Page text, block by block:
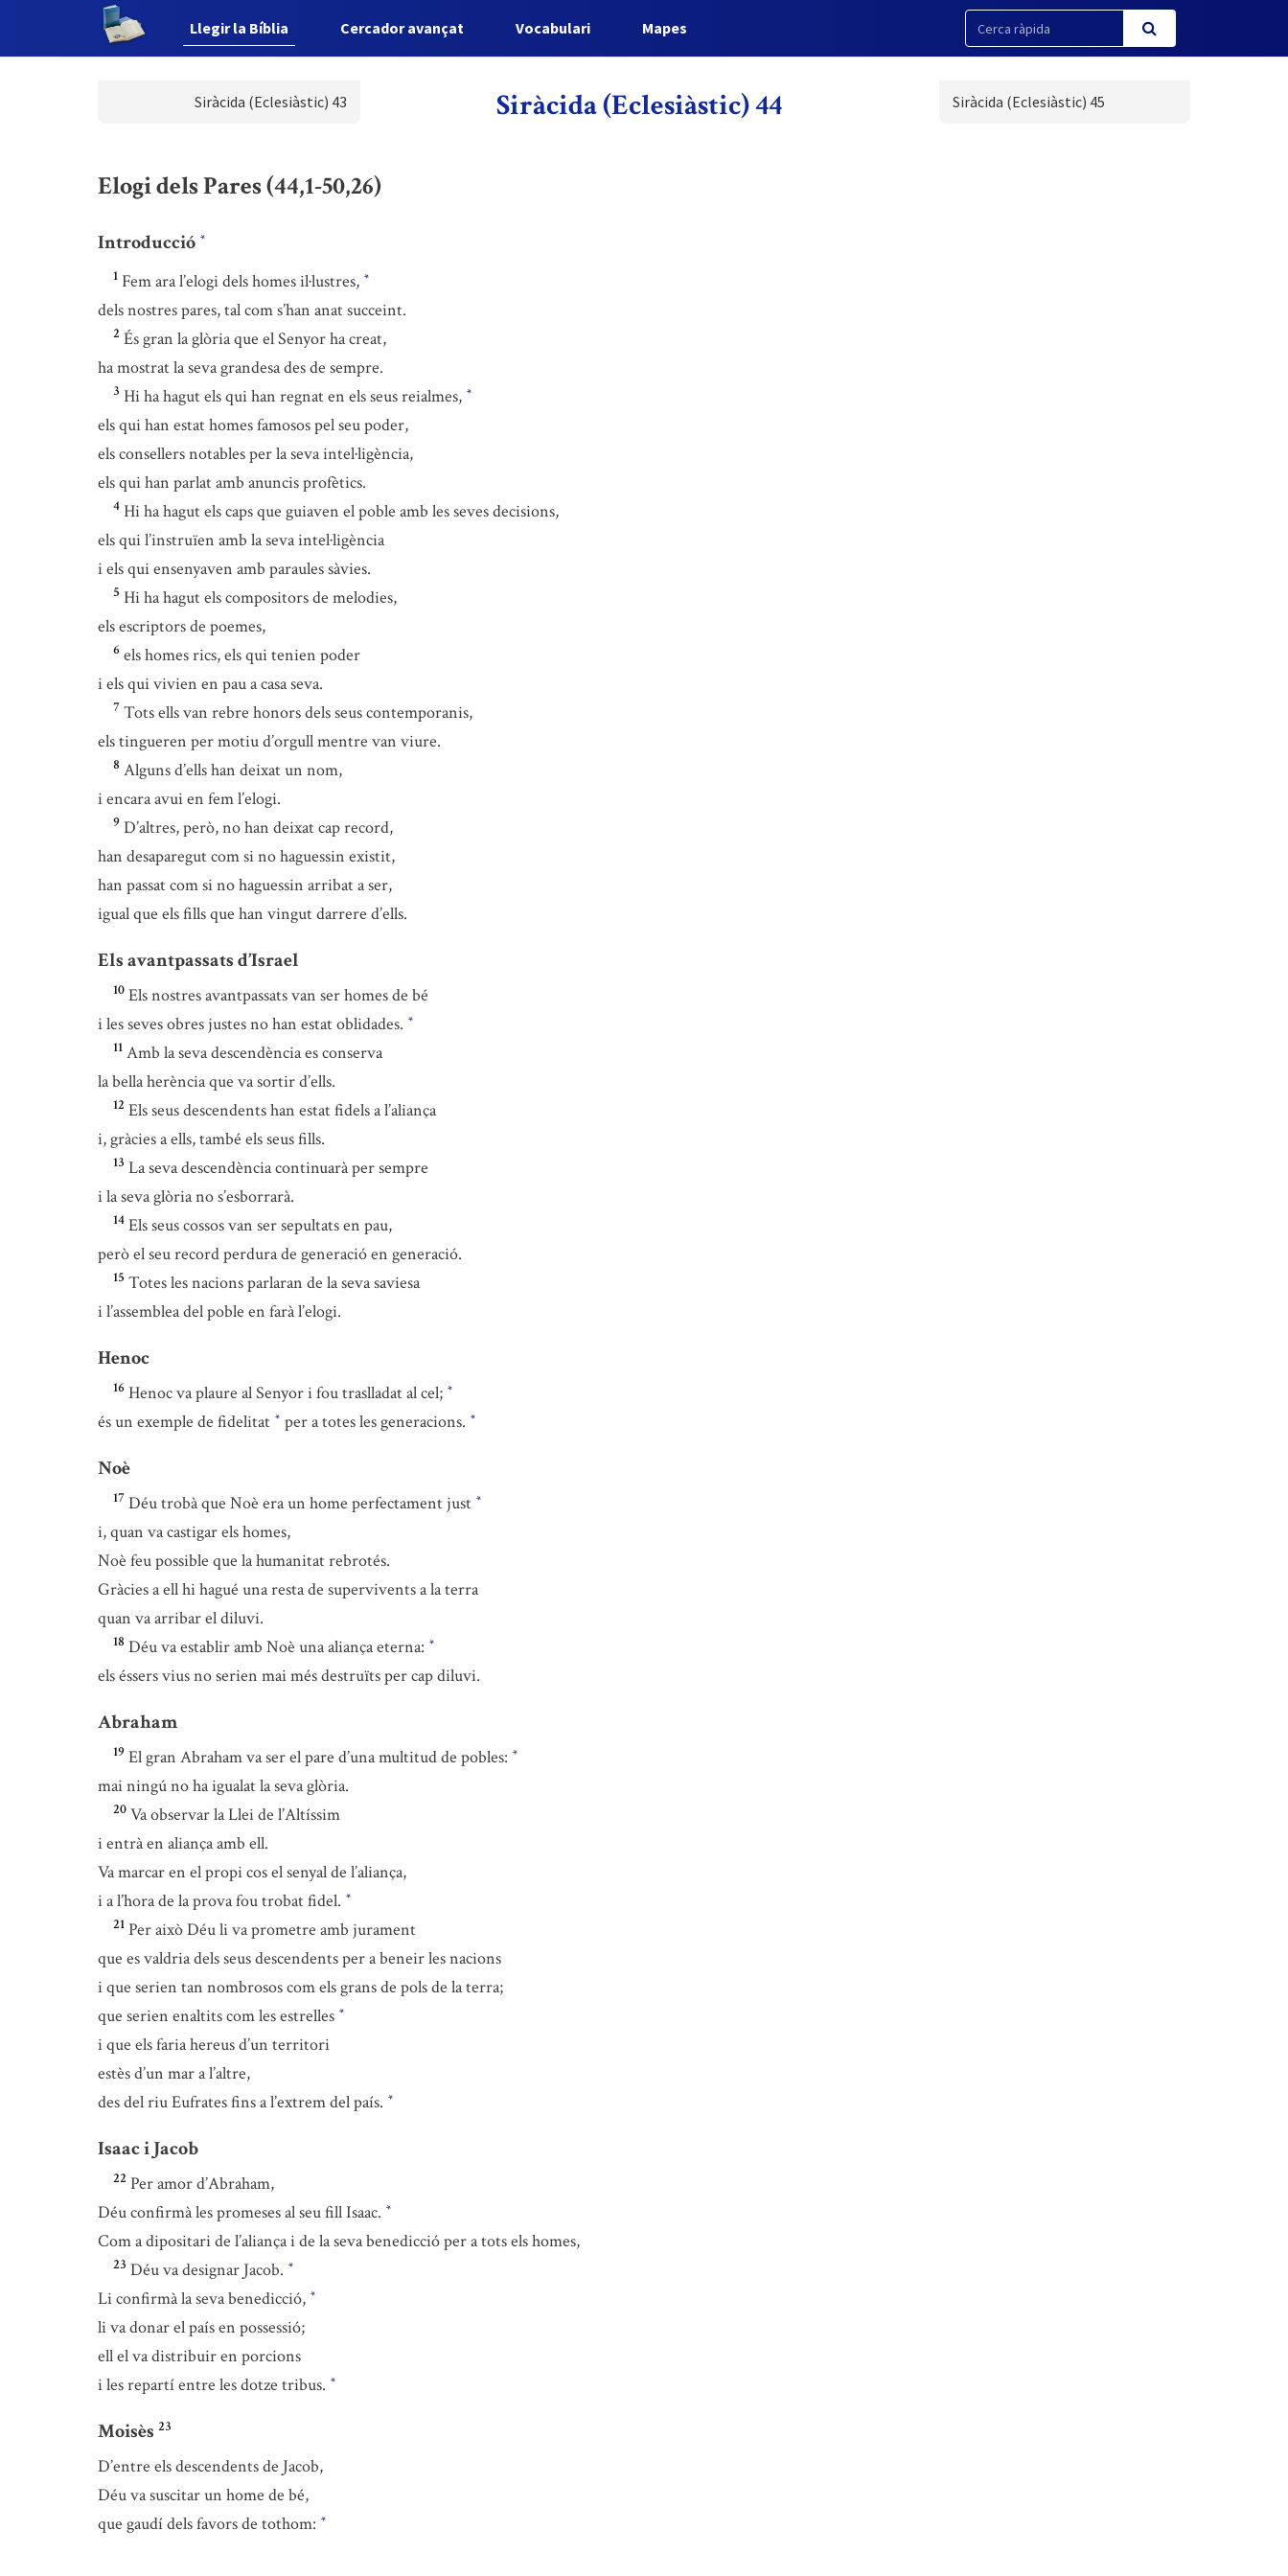
Llegir la Bíblia Cercador avançat Vocabulari Mapes
Siràcida (Eclesiàstic) 43 Siràcida (Eclesiàstic) 44 Siràcida (Eclesiàstic) 45
Elogi dels Pares (44,1-50,26)
Introducció *
1 Fem ara l’elogi dels homes il·lustres, *
dels nostres pares, tal com s’han anat succeint.
2 És gran la glòria que el Senyor ha creat,
ha mostrat la seva grandesa des de sempre.
3 Hi ha hagut els qui han regnat en els seus reialmes, *
els qui han estat homes famosos pel seu poder,
els consellers notables per la seva intel·ligència,
els qui han parlat amb anuncis profètics.
4 Hi ha hagut els caps que guiaven el poble amb les seves decisions,
els qui l’instruïen amb la seva intel·ligència
i els qui ensenyaven amb paraules sàvies.
5 Hi ha hagut els compositors de melodies,
els escriptors de poemes,
6 els homes rics, els qui tenien poder
i els qui vivien en pau a casa seva.
7 Tots ells van rebre honors dels seus contemporanis,
els tingueren per motiu d’orgull mentre van viure.
8 Alguns d’ells han deixat un nom,
i encara avui en fem l’elogi.
9 D’altres, però, no han deixat cap record,
han desaparegut com si no haguessin existit,
han passat com si no haguessin arribat a ser,
igual que els fills que han vingut darrere d’ells.
Els avantpassats d’Israel
10 Els nostres avantpassats van ser homes de bé
i les seves obres justes no han estat oblidades. *
11 Amb la seva descendència es conserva
la bella herència que va sortir d’ells.
12 Els seus descendents han estat fidels a l’aliança
i, gràcies a ells, també els seus fills.
13 La seva descendència continuarà per sempre
i la seva glòria no s’esborrarà.
14 Els seus cossos van ser sepultats en pau,
però el seu record perdura de generació en generació.
15 Totes les nacions parlaran de la seva saviesa
i l’assemblea del poble en farà l’elogi.
Henoc
16 Henoc va plaure al Senyor i fou traslladat al cel; *
és un exemple de fidelitat * per a totes les generacions. *
Noè
17 Déu trobà que Noè era un home perfectament just *
i, quan va castigar els homes,
Noè feu possible que la humanitat rebrotés.
Gràcies a ell hi hagué una resta de supervivents a la terra
quan va arribar el diluvi.
18 Déu va establir amb Noè una aliança eterna: *
els éssers vius no serien mai més destruïts per cap diluvi.
Abraham
19 El gran Abraham va ser el pare d’una multitud de pobles: *
mai ningú no ha igualat la seva glòria.
20 Va observar la Llei de l’Altíssim
i entrà en aliança amb ell.
Va marcar en el propi cos el senyal de l’aliança,
i a l’hora de la prova fou trobat fidel. *
21 Per això Déu li va prometre amb jurament
que es valdria dels seus descendents per a beneir les nacions
i que serien tan nombrosos com els grans de pols de la terra;
que serien enaltits com les estrelles *
i que els faria hereus d’un territori
estès d’un mar a l’altre,
des del riu Eufrates fins a l’extrem del país. *
Isaac i Jacob
22 Per amor d’Abraham,
Déu confirmà les promeses al seu fill Isaac. *
Com a dipositari de l’aliança i de la seva benedicció per a tots els homes,
23 Déu va designar Jacob. *
Li confirmà la seva benedicció, *
li va donar el país en possessió;
ell el va distribuir en porcions
i les repartí entre les dotze tribus. *
Moisès 23
D’entre els descendents de Jacob,
Déu va suscitar un home de bé,
que gaudí dels favors de tothom: *